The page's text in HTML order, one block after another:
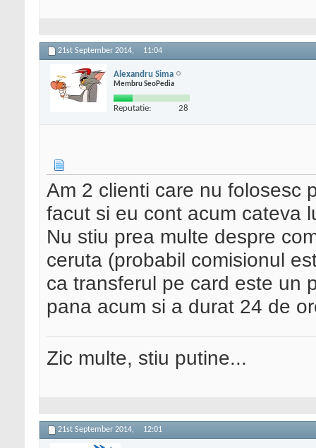
21st September 2014, 11:04
Alexandru Sima
Membru SeoPedia
Reputatie: 28
Am 2 clienti care nu folosesc
facut si eu cont acum cateva
Nu stiu prea multe despre
ceruta (probabil comisionul
ca transferul pe card este un
pana acum si a durat 24 de
Zic multe, stiu putine...
21st September 2014, 12:01